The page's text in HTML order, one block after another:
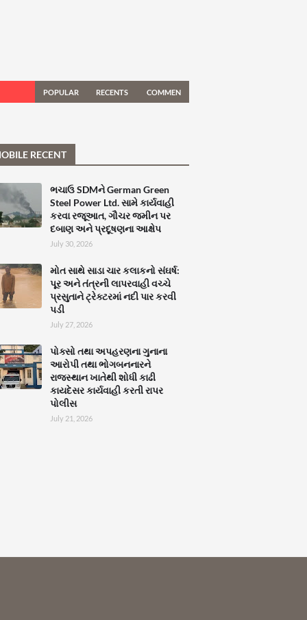
POPULAR RECENTS COMMEN
RECENT
ભચાઉ SDMને German Green
Steel Power Ltd. સામે કાર્યવાહી
કરવા રજૂઆત, ગૌચર જમીન પર
દબાણ અને પ્રદૂષણના આક્ષેપ
July 30, 2026
મોત સાથે સાડા ચાર કલાકનો સંઘર્ષ:
પૂર અને તંત્રની લાપરવાહી વચ્ચે
પ્રસુતાને ટ્રેક્ટરમાં નદી પાર કરવી
પડી
July 27, 2026
પોક્સો તથા અપહરણના ગુનાના
આરોપી તથા ભોગબનનારને
રાજસ્થાન ખાતેથી શોધી કાઢી
કાયદેસર કાર્યવાહી કરતી રાપર
પોલીસ
July 21, 2026